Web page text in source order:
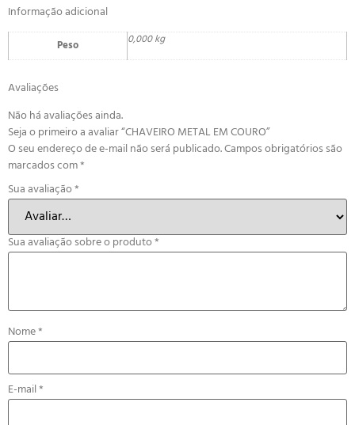
Informação adicional
Peso 0,000 kg
Avaliações
Não há avaliações ainda.
Seja o primeiro a avaliar “CHAVEIRO METAL EM COURO”
O seu endereço de e-mail não será publicado.Campos obrigatórios são
marcados com*
Sua avaliação*
Sua avaliação sobre o produto*
Nome*
E-mail*